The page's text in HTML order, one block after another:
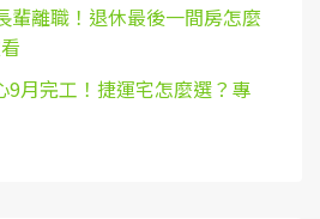
輩離職！退休最後一間房怎麼
9月完工！捷運宅怎麼選？專